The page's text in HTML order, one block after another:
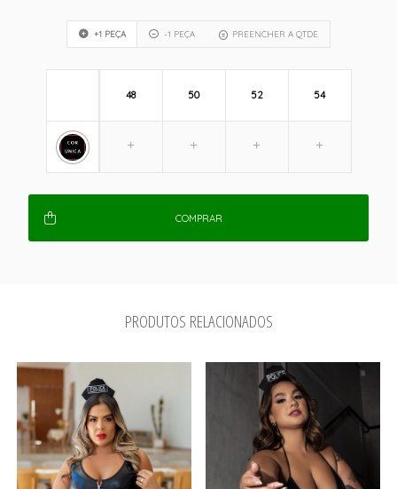
+1 PEÇA -1 PEÇA PREENCHER A QTDE
48 50 52 54
COMPRAR
PRODUTOS RELACIONADOS